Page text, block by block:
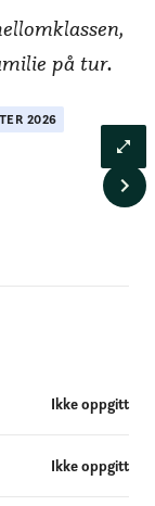
på tur.
2026
Ikke oppgitt
Ikke oppgitt